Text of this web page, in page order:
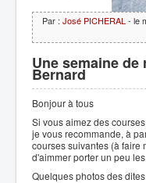
Par : José PICHERAL - le
Une semaine
Bernard
Bonjour à tous
Si vous aimez des
je vous recommande, à
courses suivantes (à faire
d'aimmer porter un peu
Quelques photos des